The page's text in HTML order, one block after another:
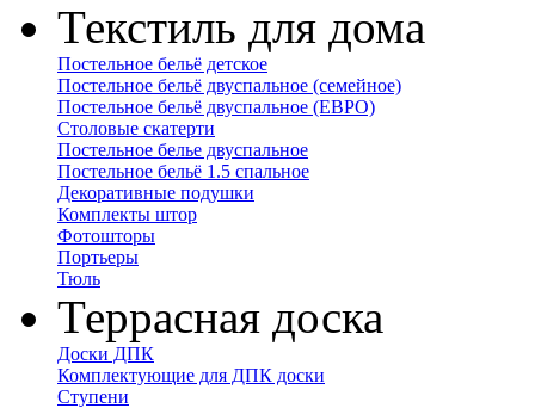
Текстиль для дома
Постельное бельё детское
Постельное бельё двуспальное (семейное)
Постельное бельё двуспальное (ЕВРО)
Столовые скатерти
Постельное белье двуспальное
Постельное бельё 1.5 спальное
Декоративные подушки
Комплекты штор
Фотошторы
Портьеры
Тюль
Террасная доска
Доски ДПК
Комплектующие для ДПК доски
Ступени